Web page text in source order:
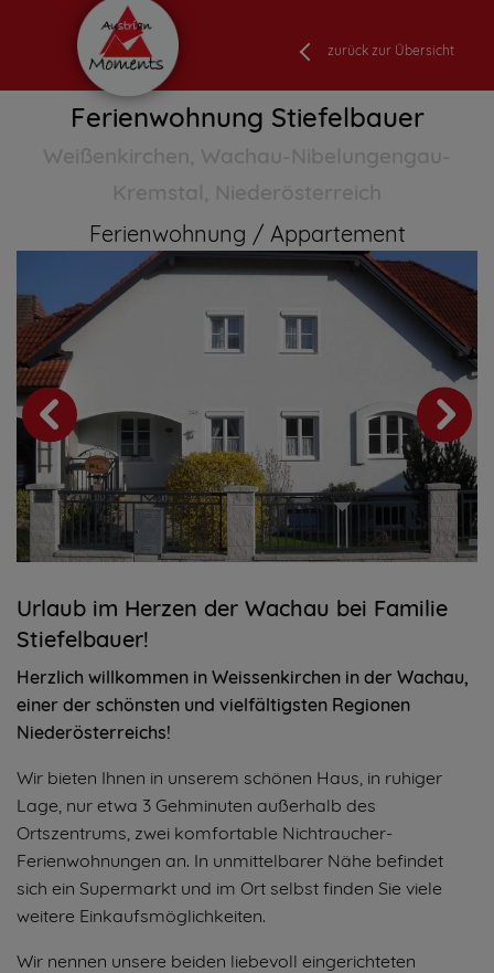
zurück zur Übersicht
Ferienwohnung Stiefelbauer
Weißenkirchen, Wachau-Nibelungengau-
Kremstal, Niederösterreich
Ferienwohnung Appartement
Urlaub im Herzen der Wachau bei Familie
Stiefelbauer!
Herzlich willkommen in Weissenkirchen in der Wachau,
einer der schönsten und vielfältigsten Regionen
Niederösterreichs!
Wir bieten Ihnen in unserem schönen Haus, in ruhiger
Lage, nur etwa 3 Gehminuten außerhalb des
Ortszentrums, zwei komfortable Nichtraucher-
Ferienwohnungen an. In unmittelbarer Nähe befindet
sich ein Supermarkt und im Ort selbst finden Sie viele
weitere Einkaufsmöglichkeiten.
Wir nennen unsere beiden liebevoll eingerichteten